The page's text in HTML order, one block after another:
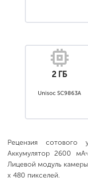
2 ГБ
Unisoc SC9863A
Рецензия сотового
Аккумулятор 2600
Лицевой модуль
x 480 пикселей.